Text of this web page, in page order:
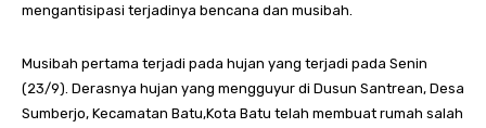
mengantisipasi terjadinya bencana dan musibah.
Musibah pertama terjadi pada hujan yang terjadi pada Senin
(23/9). Derasnya hujan yang mengguyur di Dusun Santrean, Desa
Sumberjo, Kecamatan Batu,Kota Batu telah membuat rumah salah